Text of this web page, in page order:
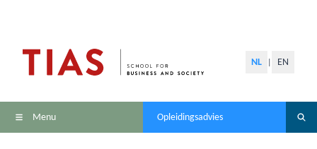
NL EN
Menu Opleidingsadvies